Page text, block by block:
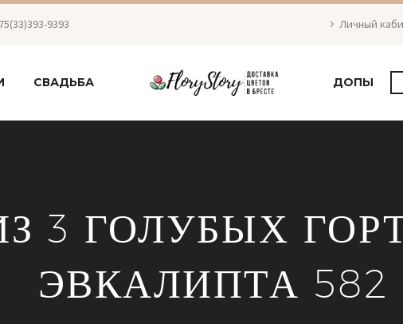
9393 Личный
СВАДЬБА ДОПЫ
3 ГОЛУБЫХ
ЭВКАЛИПТА 582